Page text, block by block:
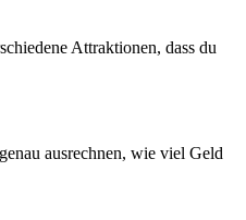
Attraktionen, dass du
ausrechnen, wie viel Geld